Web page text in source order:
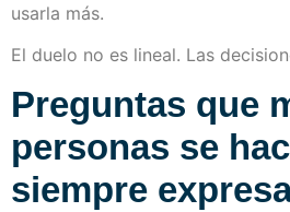
usarla más.
El duelo no es lineal. Las
Preguntas que
personas se
siempre